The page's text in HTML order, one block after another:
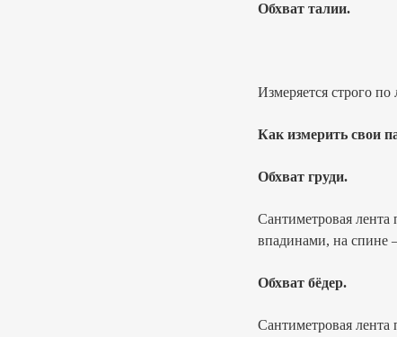
Обхват талии.
Измеряется строго
Как измерить свои
Обхват груди.
Сантиметровая
впадинами, на
Обхват бёдер.
Сантиметровая